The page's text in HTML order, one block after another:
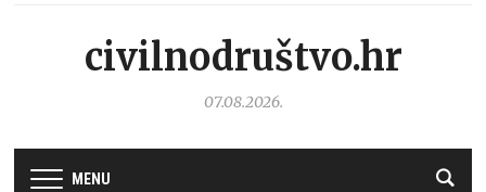
civilnodruštvo.hr
07.08.2026.
MENU